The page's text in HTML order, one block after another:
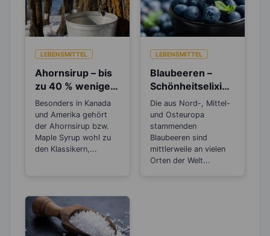
LEBENSMITTEL
Ahornsirup – bis
zu 40 % weniger
Kalorien als
Zucker
Besonders in Kanada
und Amerika gehört
der Ahornsirup bzw.
Maple Syrup wohl zu
den Klassikern,...
LEBENSMITTEL
Blaubeeren –
Schönheitselixier
für die Haut und
gut beim
Abnehmen
Die aus Nord-, Mittel-
und Osteuropa
stammenden
Blaubeeren sind
mittlerweile an vielen
Orten der Welt...